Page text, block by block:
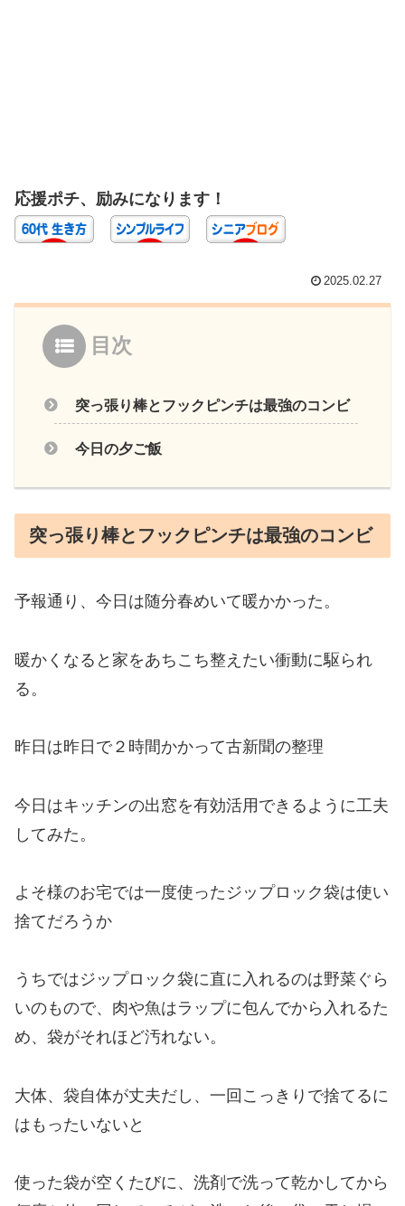
応援ポチ、励みになります！
2025.02.27
目次
突っ張り棒とフックピンチは最強のコンビ
今日の夕ご飯
突っ張り棒とフックピンチは最強のコンビ
予報通り、 今日は随分春めいて暖かかった。
暖かくなると家をあちこち整えたい衝動に駆られ
る。
昨日は昨日で２時間かかって古新聞の整理
今日はキッチンの出窓を有効活用できるように工夫
してみた。
よそ様のお宅では一度使ったジップロック袋は使い
捨てだろうか
うちではジップロック袋に直に入れるのは野菜ぐら
いのもので、肉や魚はラップに包んでから入れるた
め、袋がそれほど汚れない。
大体、袋自体が丈夫だし、一回こっきりで捨てるに
はもったいないと
使った袋が空くたびに、洗剤で洗って乾かしてから